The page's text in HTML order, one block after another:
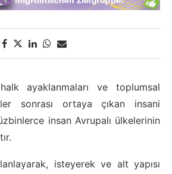
ayaklanmaları ve toplumsal
sonrası ortaya çıkan insani
insan Avrupalı ülkelerinin
isteyerek ve alt yapısı